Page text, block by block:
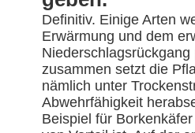
Definitiv. Einige Arten
Erwärmung und dem
zusammen setzt die
nämlich unter
Abwehrfähigkeit
Beispiel für